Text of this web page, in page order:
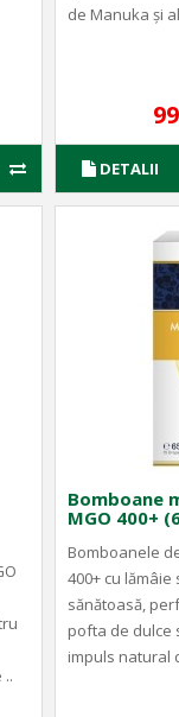
de Manuka și
DETALII
Bomboane
MGO 400+
Bomboanele
400+ cu
sănătoasă,
pofta de dulce
impuls natural